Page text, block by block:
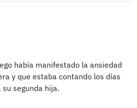
había manifestado la ansiedad
y que estaba contando los días
segunda hija.